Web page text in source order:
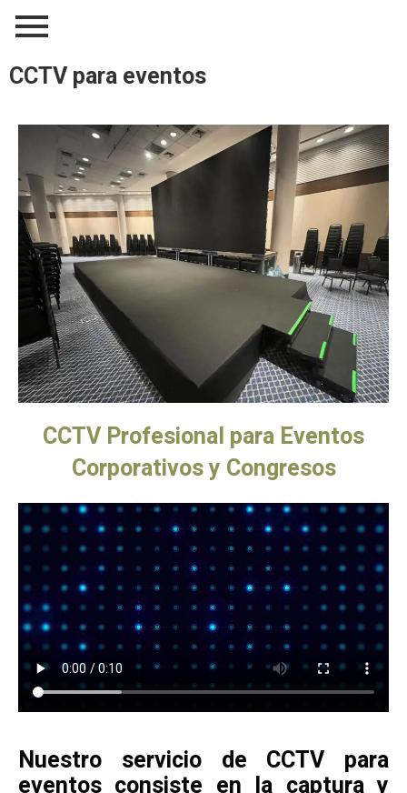
CCTV para eventos
CCTV Profesional para Eventos
Corporativos y Congresos
Nuestro servicio de CCTV para
eventos consiste en la captura y